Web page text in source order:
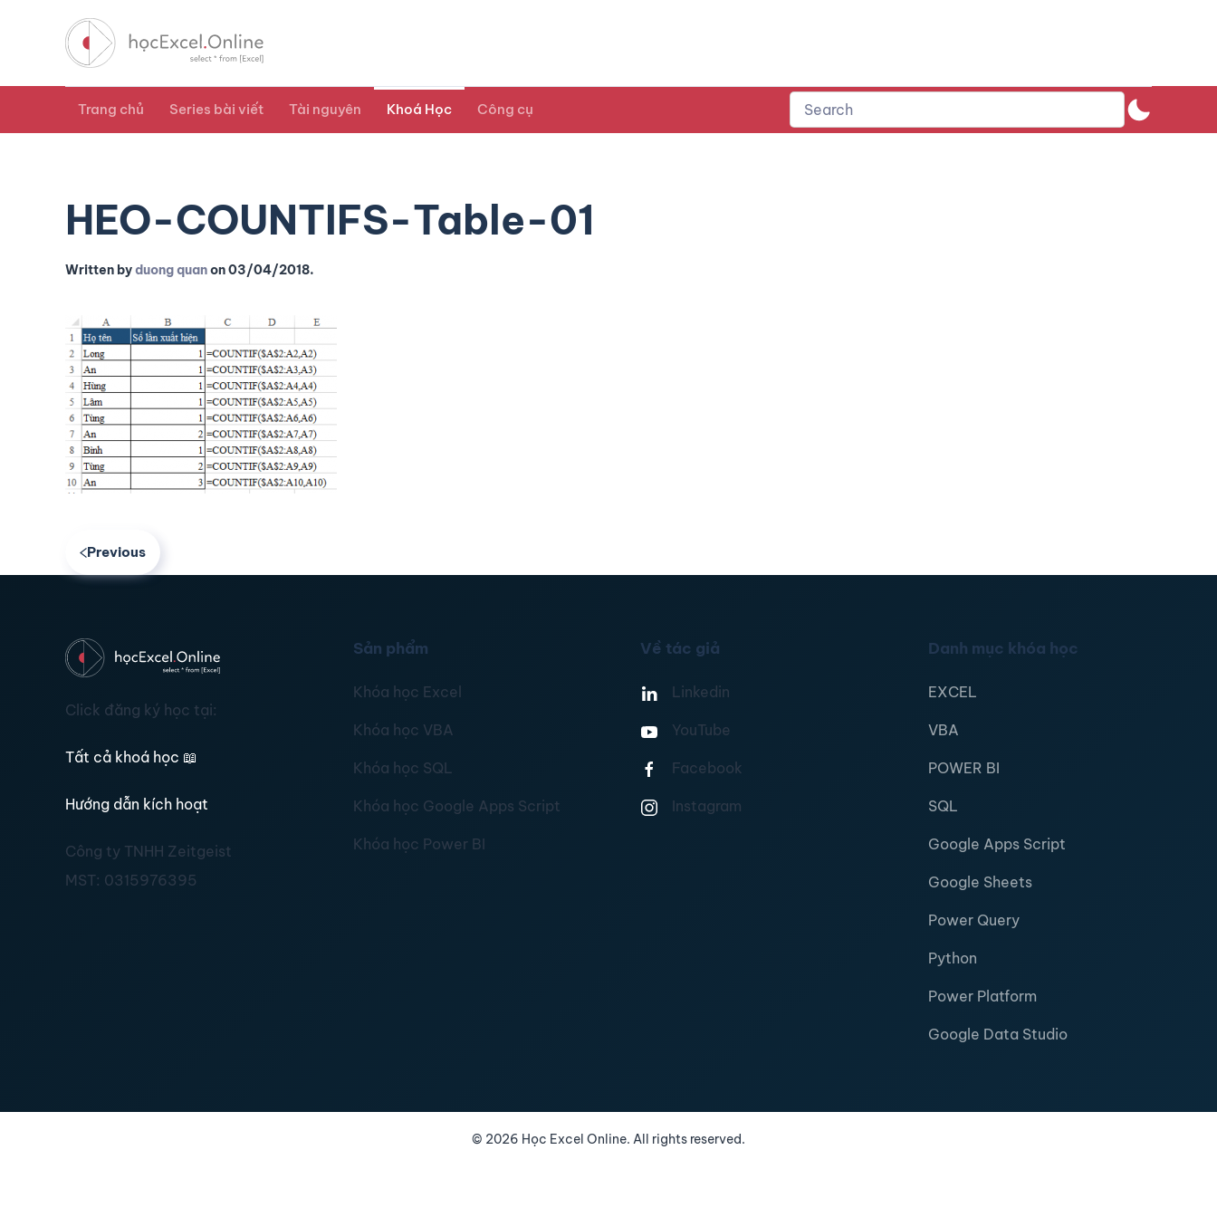
Trang chủ Series bài viết Tài nguyên Khoá Học Công cụ
HEO-COUNTIFS-Table-01
Written byduong quanon03/04/2018.
Previous
Click đăng ký học tại:
Tất cả khoá học 📖
Hướng dẫn kích hoạt
Công ty TNHH Zeitgeist
MST: 0315976395
Sản phẩm
Khóa học Excel
Khóa học VBA
Khóa học SQL
Khóa học Google Apps Script
Khóa học Power BI
Về tác giả
Linkedin
YouTube
Facebook
Instagram
Danh mục khóa học
EXCEL
VBA
POWER BI
SQL
Google Apps Script
Google Sheets
Power Query
Python
Power Platform
Google Data Studio
© 2026 Học Excel Online. All rights reserved.